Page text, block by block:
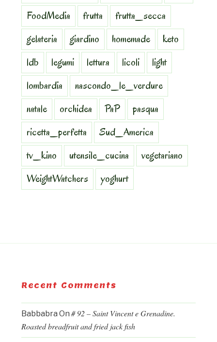
FoodMedia
frutta
frutta_secca
gelateria
giardino homemade
keto
ldb
legumi lettura licoli
light
lombardia
nascondo_le_verdure
natale
orchidea PaP
pasqua
ricetta_perfetta
Sud_America
tv_kino
utensile_cucina
vegetariano
WeightWatchers
yoghurt
Recent Comments
Babbabra On # 92 – Saint Vincent e Grenadine.
Roasted breadfruit and fried jack fish